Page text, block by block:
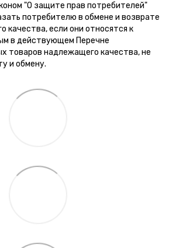
"О защите прав потребителей"
потребителю в обмене и возврате
качества, если они относятся к
в действующем Перечне
товаров надлежащего качества, не
и обмену.